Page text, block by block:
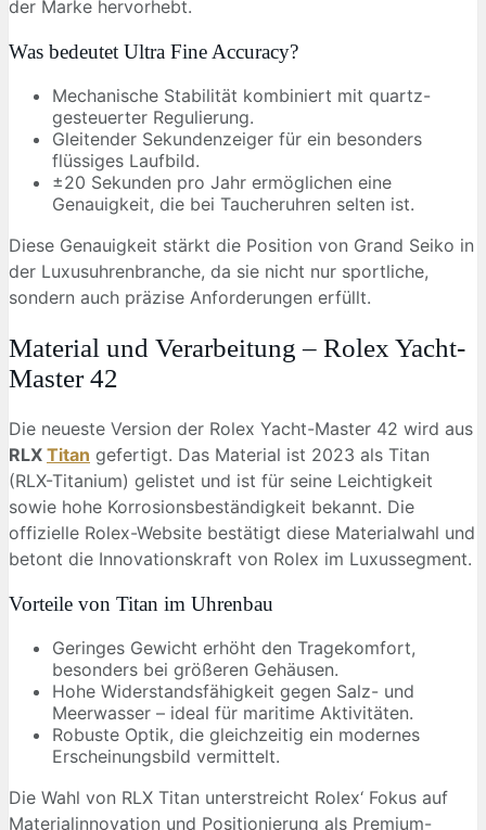
der Marke hervorhebt.
Was bedeutet Ultra Fine Accuracy?
Mechanische Stabilität kombiniert mit quartz-
gesteuerter Regulierung.
Gleitender Sekundenzeiger für ein besonders
flüssiges Laufbild.
±20 Sekunden pro Jahr ermöglichen eine
Genauigkeit, die bei Taucheruhren selten ist.
Diese Genauigkeit stärkt die Position von Grand Seiko in
der Luxusuhrenbranche, da sie nicht nur sportliche,
sondern auch präzise Anforderungen erfüllt.
Material und Verarbeitung – Rolex Yacht-
Master 42
Die neueste Version der Rolex Yacht-Master 42 wird aus
RLX Titan gefertigt. Das Material ist 2023 als Titan
(RLX-Titanium) gelistet und ist für seine Leichtigkeit
sowie hohe Korrosionsbeständigkeit bekannt. Die
offizielle Rolex-Website bestätigt diese Materialwahl und
betont die Innovationskraft von Rolex im Luxussegment.
Vorteile von Titan im Uhrenbau
Geringes Gewicht erhöht den Tragekomfort,
besonders bei größeren Gehäusen.
Hohe Widerstandsfähigkeit gegen Salz- und
Meerwasser – ideal für maritime Aktivitäten.
Robuste Optik, die gleichzeitig ein modernes
Erscheinungsbild vermittelt.
Die Wahl von RLX Titan unterstreicht Rolex‘ Fokus auf
Materialinnovation und Positionierung als Premium-